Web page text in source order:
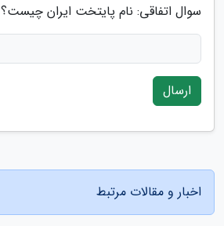
سوال اتفاقی: نام پایتخت ایران چیست؟
ارسال
اخبار و مقالات مرتبط